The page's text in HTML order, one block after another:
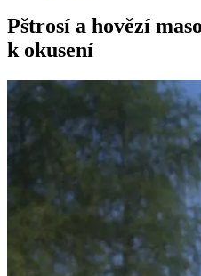
Pštrosí a hovězí
k okusení